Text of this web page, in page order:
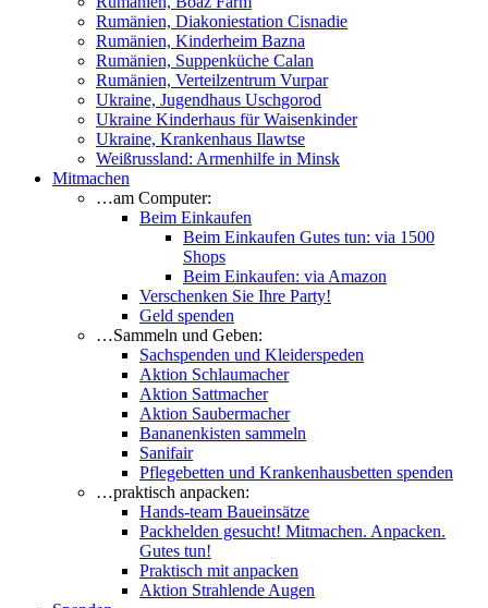
Rumänien, Diakoniestation Cisnadie
Rumänien, Kinderheim Bazna
Rumänien, Suppenküche Calan
Rumänien, Verteilzentrum Vurpar
Ukraine, Jugendhaus Uschgorod
Ukraine Kinderhaus für Waisenkinder
Ukraine, Krankenhaus Ilawtse
Weißrussland: Armenhilfe in Minsk
Mitmachen
…am Computer:
Beim Einkaufen
Beim Einkaufen Gutes tun: via 1500
Shops
Beim Einkaufen: via Amazon
Verschenken Sie Ihre Party!
Geld spenden
…Sammeln und Geben:
Sachspenden und Kleiderspeden
Aktion Schlaumacher
Aktion Sattmacher
Aktion Saubermacher
Bananenkisten sammeln
Sanifair
Pflegebetten und Krankenhausbetten spenden
…praktisch anpacken:
Hands-team Baueinsätze
Packhelden gesucht! Mitmachen. Anpacken.
Gutes tun!
Praktisch mit anpacken
Aktion Strahlende Augen